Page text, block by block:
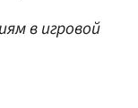
в игровой